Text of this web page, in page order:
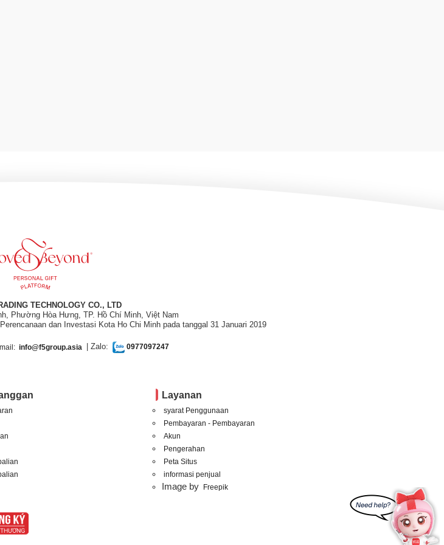
TECHNOLOGY CO., LTD
Phường Hòa Hưng, TP. Hồ Chí Minh, Việt Nam
dan Investasi Kota Ho Chi Minh pada tanggal 31 Januari 2019
info@f5group.asia | Zalo: 0977097247
Layanan
syarat Penggunaan
Pembayaran - Pembayaran
Akun
Pengerahan
Peta Situs
informasi penjual
Image by Freepik